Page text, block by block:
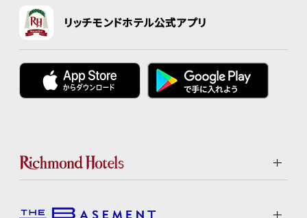
リッチモンドホテル公式アプリ